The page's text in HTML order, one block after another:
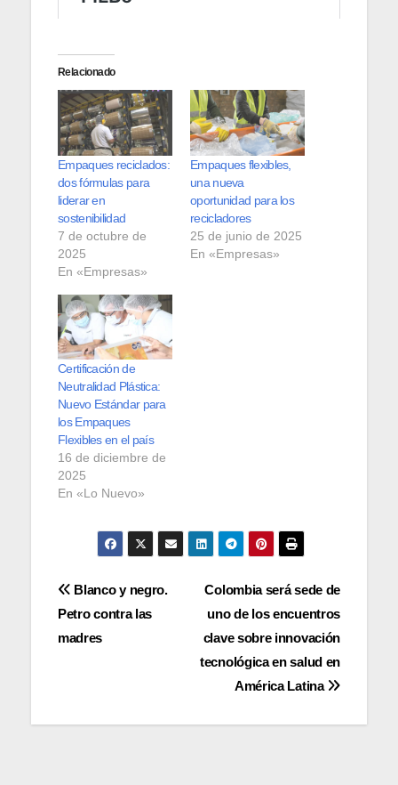
Relacionado
Empaques reciclados:
dos fórmulas para
liderar en
sostenibilidad
7 de octubre de
2025
En «Empresas»
Empaques flexibles,
una nueva
oportunidad para los
recicladores
25 de junio de 2025
En «Empresas»
Certificación de
Neutralidad Plástica:
Nuevo Estándar para
los Empaques
Flexibles en el país
16 de diciembre de
2025
En «Lo Nuevo»
Navegación
de
Colombia será sede de
uno de los encuentros
clave sobre innovación
tecnológica en salud en
América Latina
Blanco y negro.
Petro contra las
madres